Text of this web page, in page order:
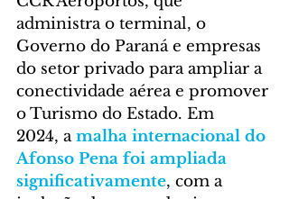
administra o terminal, o
Governo do Paraná e empresas
do setor privado para ampliar a
conectividade aérea e promover
o Turismo do Estado. Em
2024, a malha internacional do
Afonso Pena foi ampliada
significativamente, com a